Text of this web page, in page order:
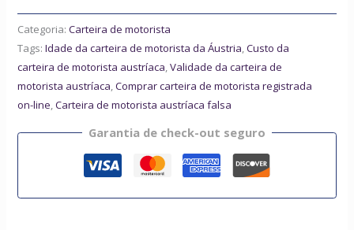
Categoria:Carteira de motorista
Tags:Idade da carteira de motorista da Áustria,Custo da
carteira de motorista austríaca,Validade da carteira de
motorista austríaca,Comprar carteira de motorista registrada
on-line,Carteira de motorista austríaca falsa
Garantia de check-out seguro